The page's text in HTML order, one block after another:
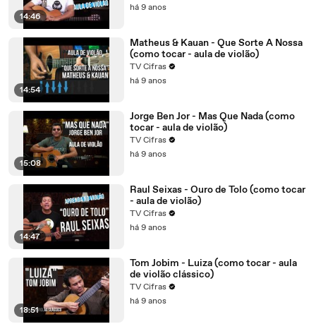
14:46
há 9 anos
14:54
Matheus & Kauan - Que Sorte A Nossa
(como tocar - aula de violão)
TV Cifras
há 9 anos
15:08
Jorge Ben Jor - Mas Que Nada (como
tocar - aula de violão)
TV Cifras
há 9 anos
14:47
Raul Seixas - Ouro de Tolo (como tocar
- aula de violão)
TV Cifras
há 9 anos
18:51
Tom Jobim - Luiza (como tocar - aula
de violão clássico)
TV Cifras
há 9 anos